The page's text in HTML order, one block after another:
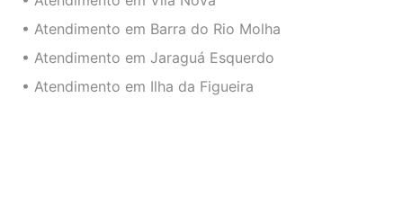
• Atendimento em Barra do Rio Molha
• Atendimento em Jaraguá Esquerdo
• Atendimento em Ilha da Figueira